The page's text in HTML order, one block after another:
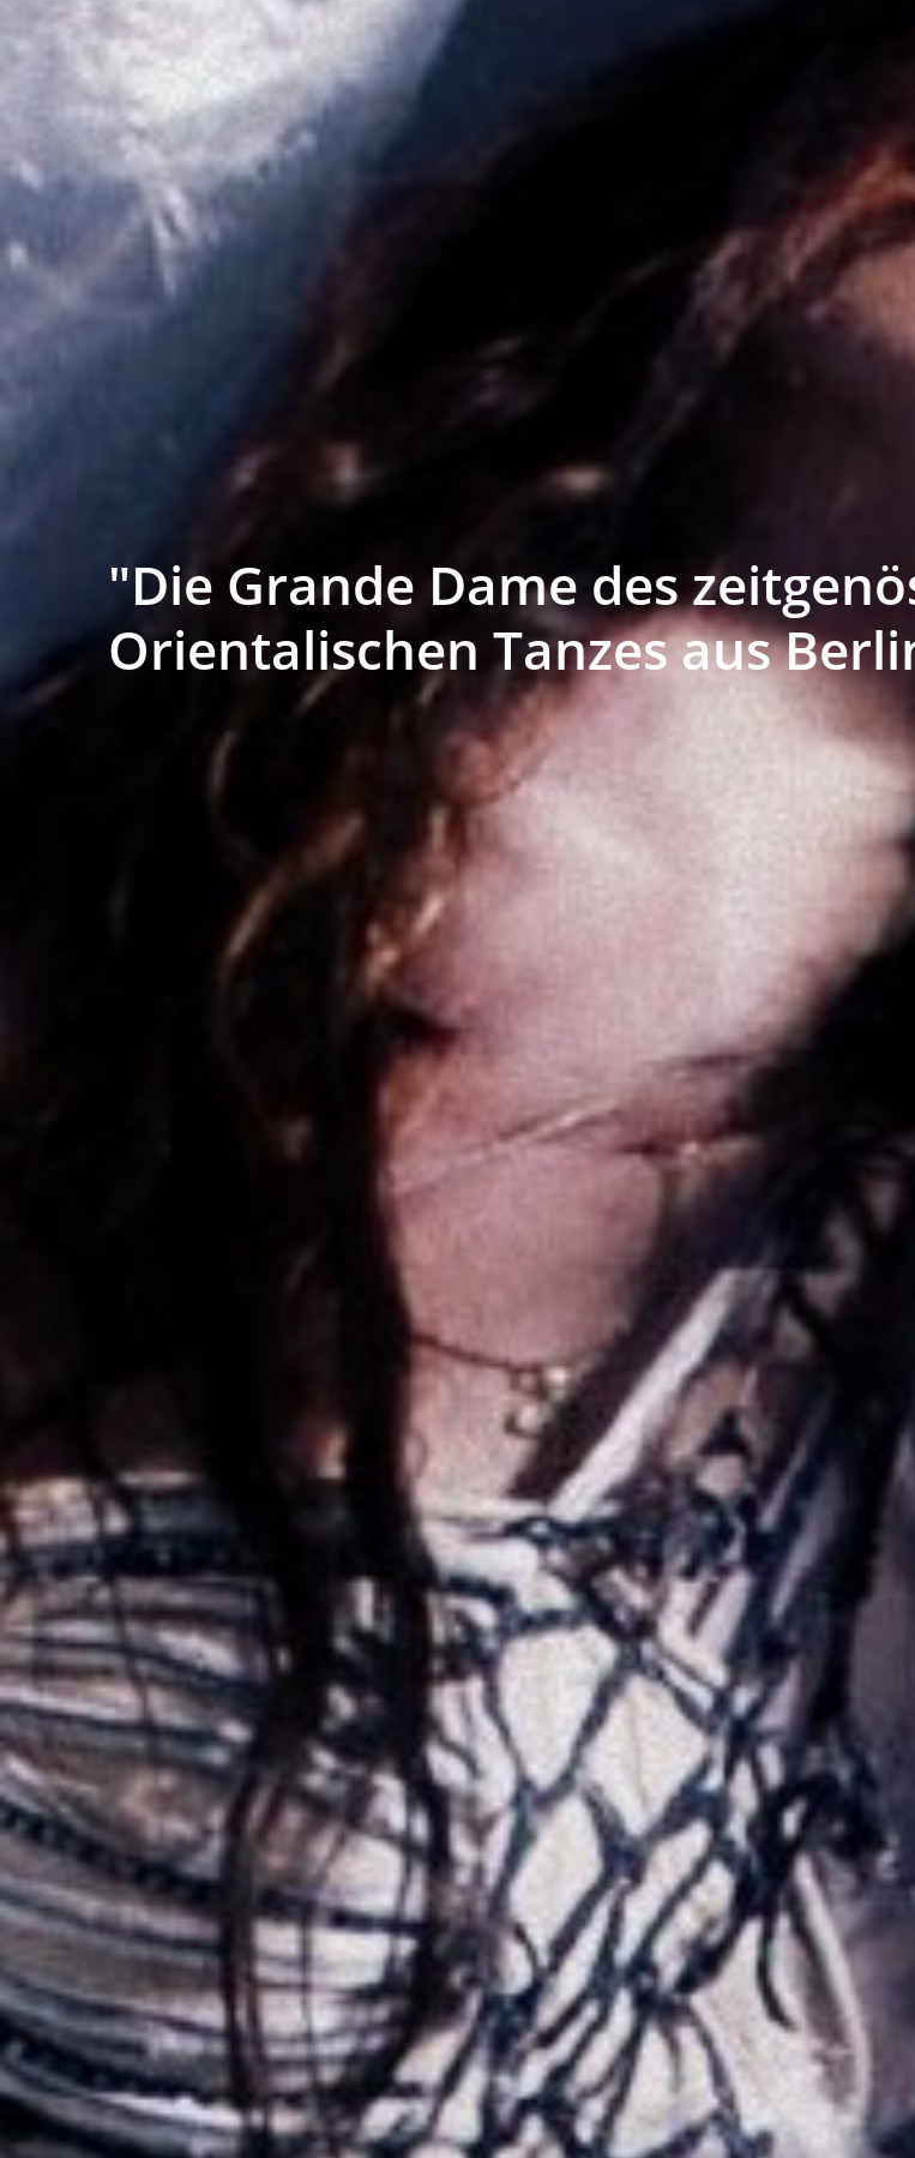
"Die Grande Dame des
Orientalischen Tanzes aus